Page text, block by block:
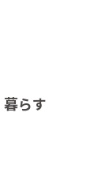
暮らす